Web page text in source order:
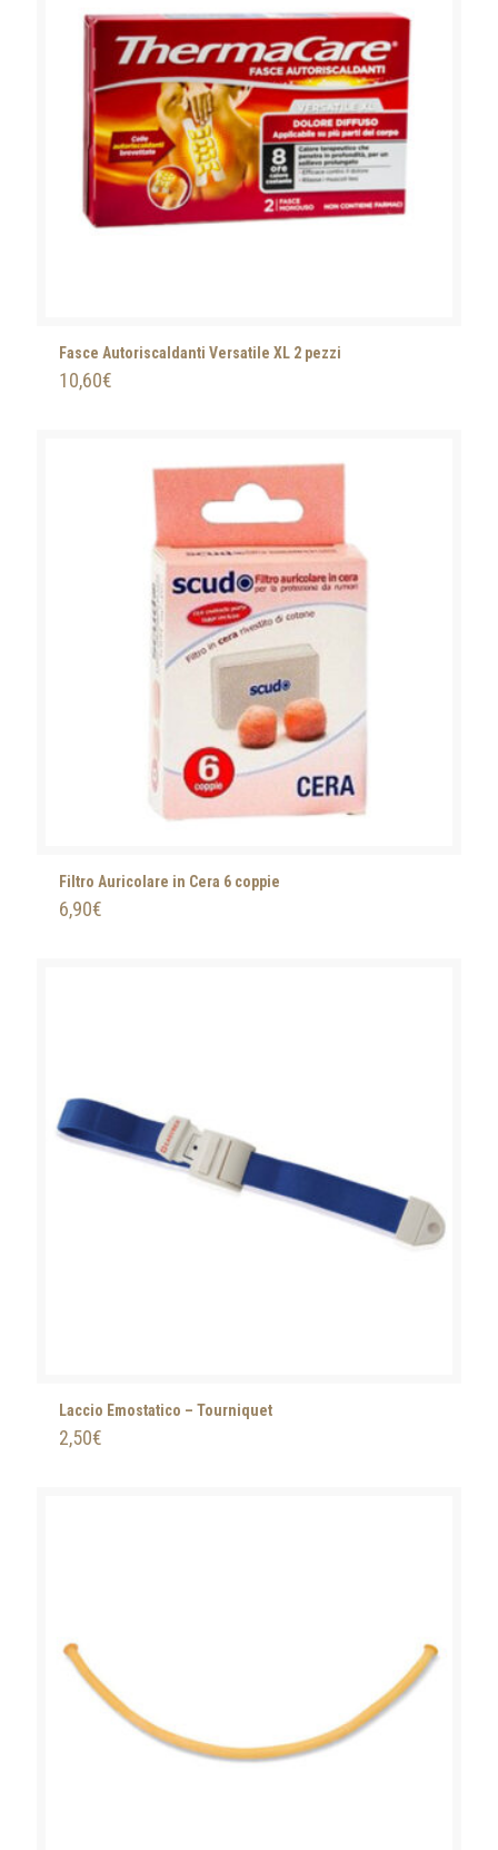
Fasce Autoriscaldanti Versatile XL 2 pezzi
10,60€
Filtro Auricolare in Cera 6 coppie
6,90€
Laccio Emostatico – Tourniquet
2,50€